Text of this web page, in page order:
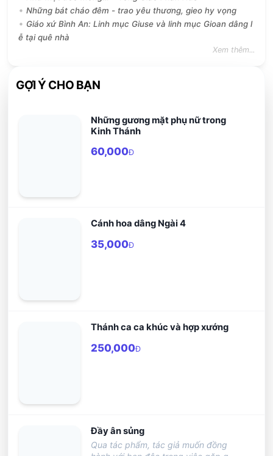
Những bát cháo đêm - trao yêu thương, gieo hy vọng
Giáo xứ Bình An: Linh mục Giuse và linh mục Gioan dâng l
ễ tại quê nhà
Xem thêm...
GỢI Ý CHO BẠN
Những gương mặt phụ nữ trong
Kinh Thánh
60,000Đ
Cánh hoa dâng Ngài 4
35,000Đ
Thánh ca ca khúc và hợp xướng
250,000Đ
Đầy ân sủng
Qua tác phẩm, tác giả muốn đồng